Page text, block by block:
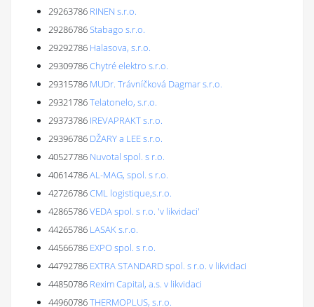
29263786 RINEN s.r.o.
29286786Stabago s.r.o.
29292786 Halasova, s.r.o.
29309786Chytré elektro s.r.o.
29315786 MUDr. Trávníčková Dagmar s.r.o.
29321786Telatonelo, s.r.o.
29373786 IREVAPRAKT s.r.o.
29396786 DŽARY a LEE s.r.o.
40527786 Nuvotal spol. s r.o.
40614786AL-MAG, spol. s r.o.
42726786CML logistique,s.r.o.
42865786VEDA spol. s r.o. 'v likvidaci'
44265786 LASAK s.r.o.
44566786 EXPO spol. s r.o.
44792786 EXTRA STANDARD spol. s r.o. v likvidaci
44850786 Rexim Capital, a.s. v likvidaci
44960786THERMOPLUS, s.r.o.